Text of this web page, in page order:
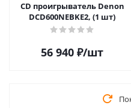
CD проигрыватель Denon
DCD600NEBKE2, (1 шт)
56 940 ₽/шт